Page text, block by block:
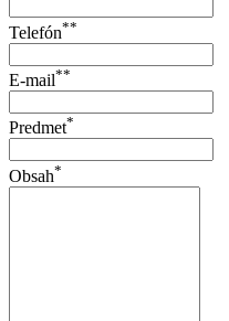
Telefón**
E-mail**
Predmet*
Obsah*